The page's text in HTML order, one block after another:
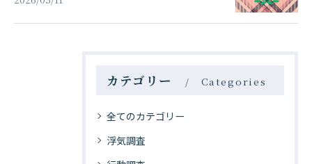
カテゴリー Categories
全てのカテゴリー
浮気調査